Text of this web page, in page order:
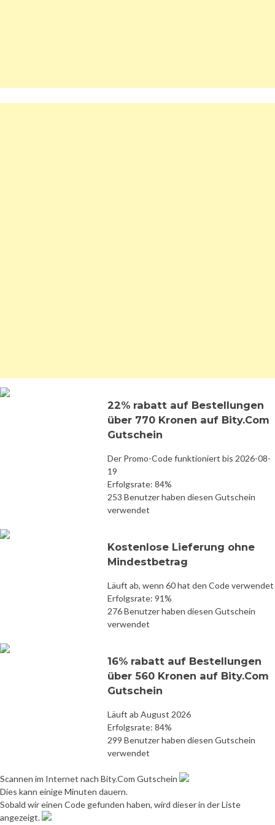
22% rabatt auf Bestellungen
über 770 Kronen auf Bity.Com
Gutschein
Der Promo-Code funktioniert bis 2026-08-
19
Erfolgsrate: 84%
253 Benutzer haben diesen Gutschein
verwendet
Kostenlose Lieferung ohne
Mindestbetrag
Läuft ab, wenn 60 hat den Code verwendet
Erfolgsrate: 91%
276 Benutzer haben diesen Gutschein
verwendet
16% rabatt auf Bestellungen
über 560 Kronen auf Bity.Com
Gutschein
Läuft ab August 2026
Erfolgsrate: 84%
299 Benutzer haben diesen Gutschein
verwendet
Scannen im Internet nach Bity.Com Gutschein
Dies kann einige Minuten dauern.
Sobald wir einen Code gefunden haben, wird dieser in der Liste
angezeigt.